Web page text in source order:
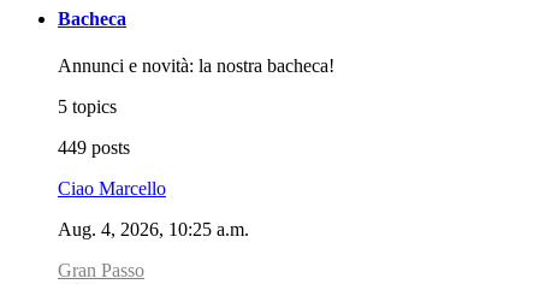
Bacheca
Annunci e novità: la nostra bacheca!
5 topics
449 posts
Ciao Marcello
Aug. 4, 2026, 10:25 a.m.
Gran Passo